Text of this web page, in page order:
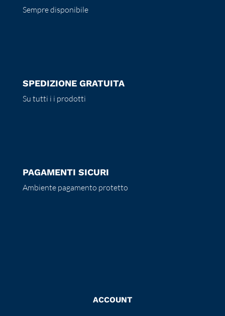
Sempre disponibile
SPEDIZIONE GRATUITA
Su tutti i i prodotti
PAGAMENTI SICURI
Ambiente pagamento protetto
ACCOUNT